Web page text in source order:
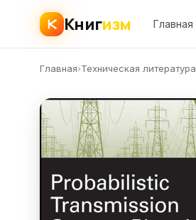
Книгизм Главная
Главная›Техническая литература